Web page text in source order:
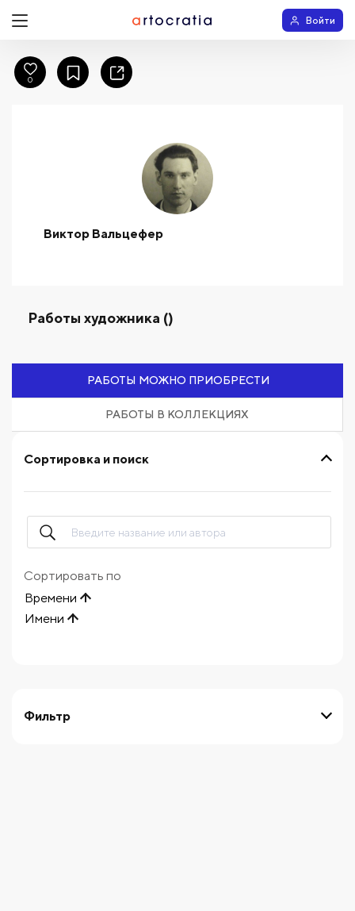
Войти
Виктор Вальцефер
Работы художника ()
РАБОТЫ МОЖНО ПРИОБРЕСТИ
РАБОТЫ В КОЛЛЕКЦИЯХ
Фильтр
Сортировка и поиск
Сортировать по
Времени
Имени
0